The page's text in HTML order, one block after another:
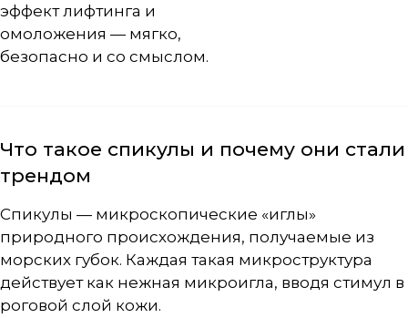
эффект лифтинга и
омоложения — мягко,
безопасно и со смыслом.
Что такое спикулы и почему они стали
трендом
Спикулы — микроскопические «иглы»
природного происхождения, получаемые из
морских губок. Каждая такая микроструктура
действует как нежная микроигла, вводя стимул в
роговой слой кожи.